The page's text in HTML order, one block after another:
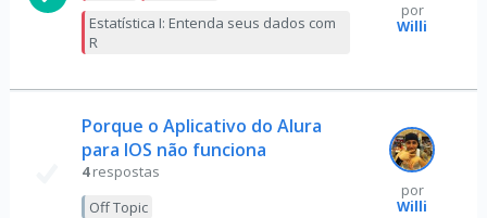
Estatística I: Entenda seus dados com
R
por
Willi
Porque o Aplicativo do Alura
para IOS não funciona
4 respostas
Off Topic
por
Willi